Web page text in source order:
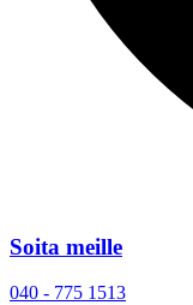
Soita meille
040 - 775 1513